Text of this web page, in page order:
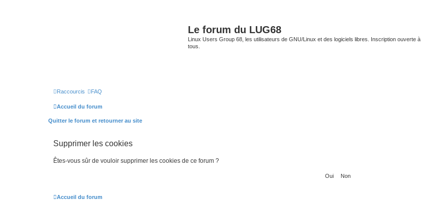
Le forum du LUG68
Linux Users Group 68, les utilisateurs de GNU/Linux et des logiciels libres. Inscription ouverte à
tous.
Raccourcis FAQ
Accueil du forum
Quitter le forum et retourner au site
Supprimer les cookies
Êtes-vous sûr de vouloir supprimer les cookies de ce forum ?
Accueil du forum